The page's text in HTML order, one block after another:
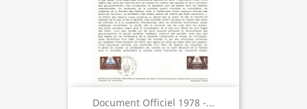
Document Officiel 1978 -...